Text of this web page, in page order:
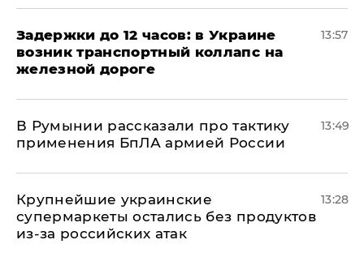
Задержки до 12 часов: в Украине
возник транспортный коллапс на
железной дороге
13:57
В Румынии рассказали про тактику
применения БпЛА армией России
13:49
Крупнейшие украинские
супермаркеты остались без продуктов
из-за российских атак
13:28